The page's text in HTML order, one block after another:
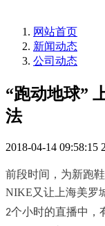
网站首页
新闻动态
公司动态
“跑动地球”
法
2018-04-14 09:58:15
前段时间，为新跑鞋
NIKE又让上海美罗
2个小时的直播中，